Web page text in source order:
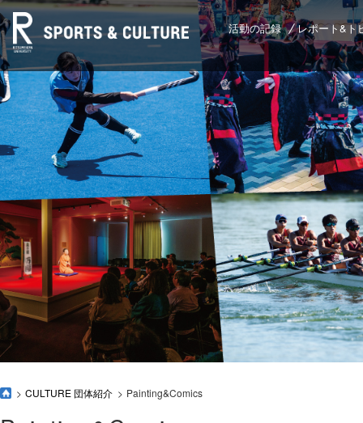
活動の記録 レポート&ト
CULTURE 団体紹介 Painting&Comics